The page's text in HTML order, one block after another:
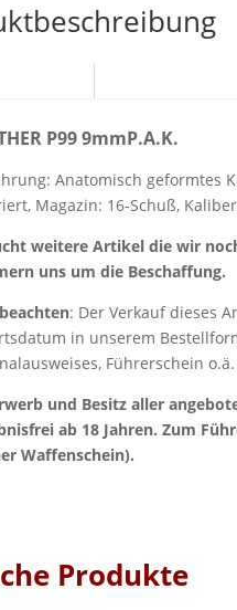
P99 9mmP.A.K.
Anatomisch geformtes
Magazin: 16-Schuß,
weitere Artikel die wir
uns um die Beschaffung.
: Der Verkauf dieses
in unserem
Führerschein
und Besitz aller
ab 18 Jahren. Zum
Waffenschein).
Produkte